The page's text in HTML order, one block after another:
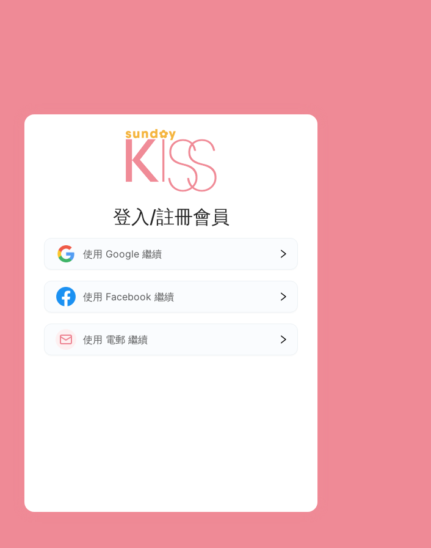
登入/註冊會員
使用 Google 繼續
使用 Facebook 繼續
使用 電郵 繼續